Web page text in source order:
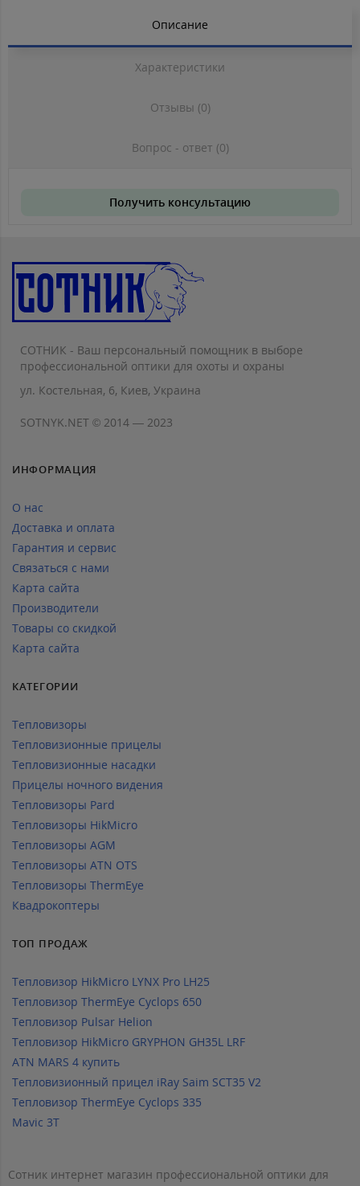
Описание
Характеристики
Отзывы (0)
Вопрос - ответ (0)
Получить консультацию
СОТНИК - Ваш персональный помощник в выборе
профессиональной оптики для охоты и охраны
ул. Костельная, 6, Киев, Украина
SOTNYK.NET © 2014 — 2023
ИНФОРМАЦИЯ
О нас
Доставка и оплата
Гарантия и сервис
Связаться с нами
Карта сайта
Производители
Товары со скидкой
Карта сайта
КАТЕГОРИИ
Тепловизоры
Тепловизионные прицелы
Тепловизионные насадки
Прицелы ночного видения
Тепловизоры Pard
Тепловизоры HikMicro
Тепловизоры AGM
Тепловизоры ATN OTS
Тепловизоры ThermEye
Квадрокоптеры
ТОП ПРОДАЖ
Тепловизор HikMicro LYNX Pro LH25
Тепловизор ThermEye Cyclops 650
Тепловизор Pulsar Helion
Тепловизор HikMicro GRYPHON GH35L LRF
ATN MARS 4 купить
Тепловизионный прицел iRay Saim SCT35 V2
Тепловизор ThermEye Cyclops 335
Mavic 3T
Сотник интернет магазин профессиональной оптики для